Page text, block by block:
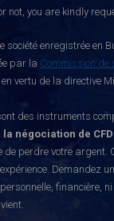
not, you are kindly
société enregistrée
par la Commission de
vertu de la directive
des instruments
négociation de
de perdre votre argent.
Demandez
financière,